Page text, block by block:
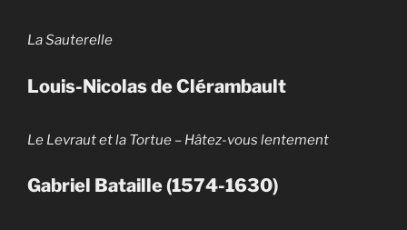
La Sauterelle
Louis-Nicolas de Clérambault
Le Levraut et la Tortue – Hâtez-vous lentement
Gabriel Bataille (1574-1630)